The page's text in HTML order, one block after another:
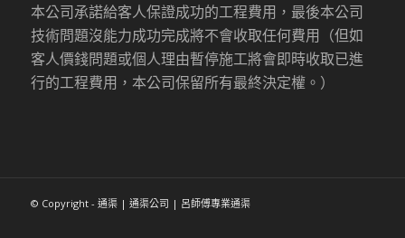
本公司承諾給客人保證成功的工程費用，最後本公司
技術問題沒能力成功完成將不會收取任何費用（但如
客人價錢問題或個人理由暫停施工將會即時收取已進
行的工程費用，本公司保留所有最終決定權。）
© Copyright - 通渠 | 通渠公司 | 呂師傅專業通渠